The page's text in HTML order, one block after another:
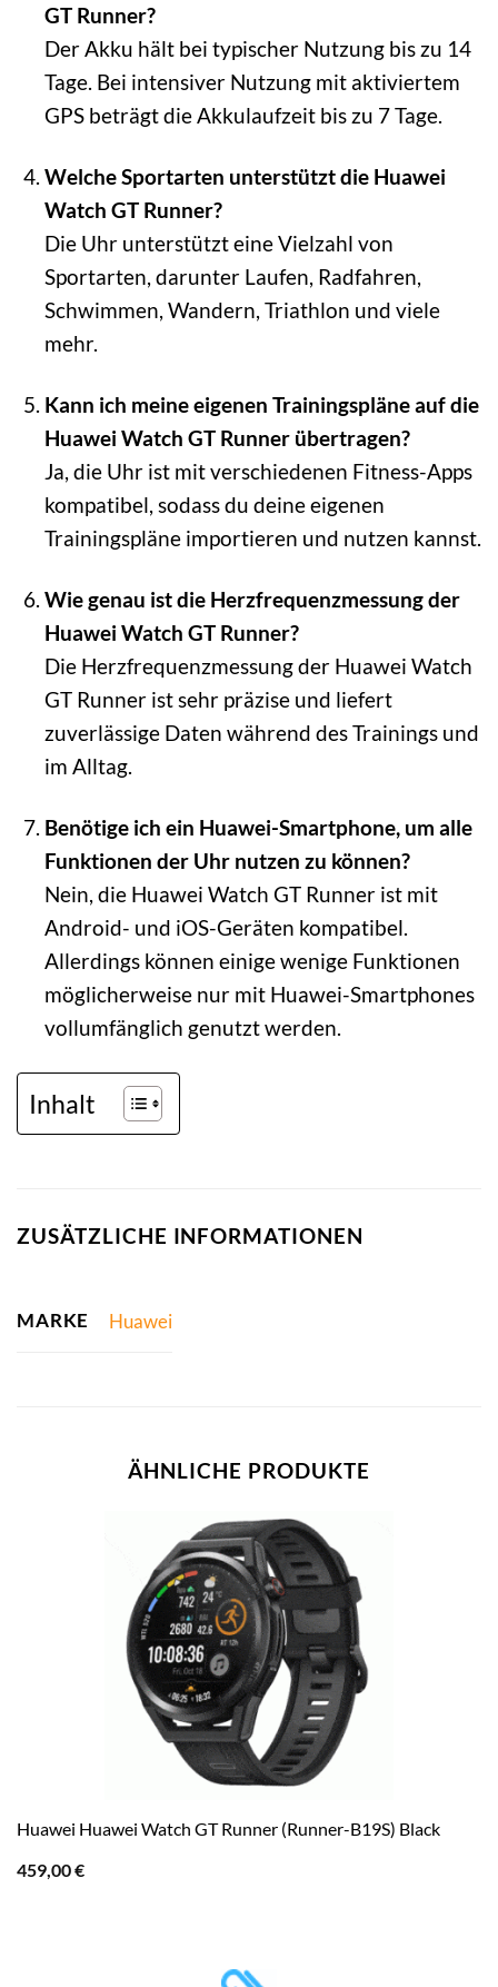
GT Runner?
Der Akku hält bei typischer Nutzung bis zu 14
Tage. Bei intensiver Nutzung mit aktiviertem
GPS beträgt die Akkulaufzeit bis zu 7 Tage.
Welche Sportarten unterstützt die Huawei
Watch GT Runner?
Die Uhr unterstützt eine Vielzahl von
Sportarten, darunter Laufen, Radfahren,
Schwimmen, Wandern, Triathlon und viele
mehr.
Kann ich meine eigenen Trainingspläne auf die
Huawei Watch GT Runner übertragen?
Ja, die Uhr ist mit verschiedenen Fitness-Apps
kompatibel, sodass du deine eigenen
Trainingspläne importieren und nutzen kannst.
Wie genau ist die Herzfrequenzmessung der
Huawei Watch GT Runner?
Die Herzfrequenzmessung der Huawei Watch
GT Runner ist sehr präzise und liefert
zuverlässige Daten während des Trainings und
im Alltag.
Benötige ich ein Huawei-Smartphone, um alle
Funktionen der Uhr nutzen zu können?
Nein, die Huawei Watch GT Runner ist mit
Android- und iOS-Geräten kompatibel.
Allerdings können einige wenige Funktionen
möglicherweise nur mit Huawei-Smartphones
vollumfänglich genutzt werden.
Inhalt
ZUSÄTZLICHE INFORMATIONEN
MARKE Huawei
ÄHNLICHE PRODUKTE
Huawei Huawei Watch GT Runner (Runner-B19S) Black
459,00€